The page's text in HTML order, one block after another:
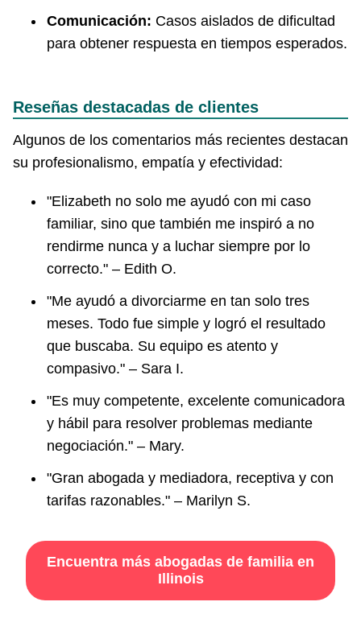
Comunicación: Casos aislados de dificultad
para obtener respuesta en tiempos esperados.
Reseñas destacadas de clientes
Algunos de los comentarios más recientes destacan
su profesionalismo, empatía y efectividad:
"Elizabeth no solo me ayudó con mi caso
familiar, sino que también me inspiró a no
rendirme nunca y a luchar siempre por lo
correcto." – Edith O.
"Me ayudó a divorciarme en tan solo tres
meses. Todo fue simple y logró el resultado
que buscaba. Su equipo es atento y
compasivo." – Sara I.
"Es muy competente, excelente comunicadora
y hábil para resolver problemas mediante
negociación." – Mary.
"Gran abogada y mediadora, receptiva y con
tarifas razonables." – Marilyn S.
Encuentra más abogadas de familia en
Illinois